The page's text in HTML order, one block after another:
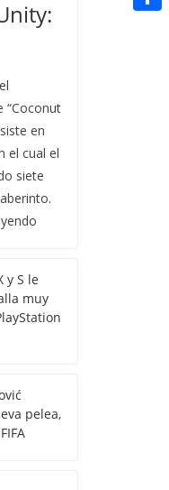
“Coconut
en
el cual el
siete
y S le
muy
pelea,
n
a